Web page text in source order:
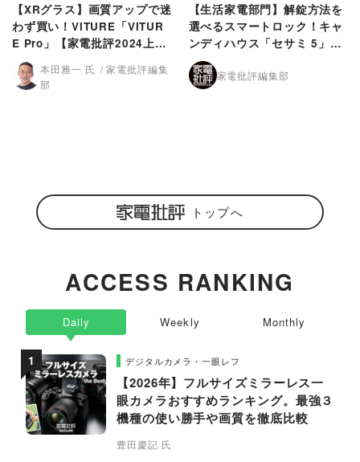
【XRグラス】画質アップで迷
わず買い！VITURE「VITUR
E Pro」【家電批評2024上半
期ベストバイ】
本田雅一 氏
家電批評編集
部
【生活家電部門】解錠方法を
選べるスマートロック！キャ
ンディハウス「セサミ 5」&
「セサミタッチPro」【家電
批評2024上半期ベストバイ】
家電批評編集部
トップへ
ACCESS RANKING
Daily
デジタルカメラ・一眼レフ
【2026年】フルサイズミラーレス一
眼カメラおすすめランキング。最強３
機種の使い勝手や画質を徹底比較
豊田慶記 氏
Weekly Monthly